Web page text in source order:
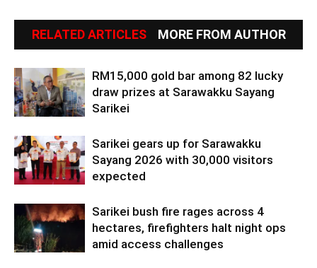
RELATED ARTICLES MORE FROM AUTHOR
RM15,000 gold bar among 82 lucky
draw prizes at Sarawakku Sayang
Sarikei
Sarikei gears up for Sarawakku
Sayang 2026 with 30,000 visitors
expected
Sarikei bush fire rages across 4
hectares, firefighters halt night ops
amid access challenges